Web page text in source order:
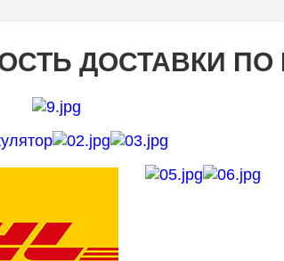
ДОСТАВКИ